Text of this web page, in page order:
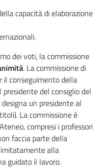
capacità di elaborazione
dei voti, la commissione
. La commissione di
il conseguimento della
del consiglio del
un presidente al
La commissione è
compresi i professori
faccia parte della
alla
guidato il lavoro.